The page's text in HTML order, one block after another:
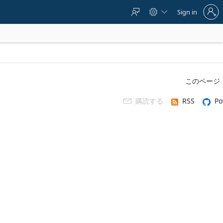
  
to
account
Sign in
このページ
 購読する RSS